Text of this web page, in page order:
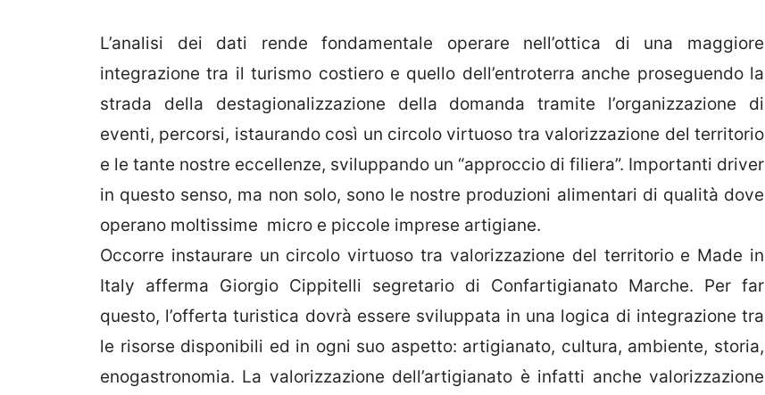
L’analisi dei dati rende fondamentale operare nell’ottica di una maggiore
integrazione tra il turismo costiero e quello dell’entroterra anche proseguendo la
strada della destagionalizzazione della domanda tramite l’organizzazione di
eventi, percorsi, istaurando così un circolo virtuoso tra valorizzazione del territorio
e le tante nostre eccellenze, sviluppando un “approccio di filiera”. Importanti driver
in questo senso, ma non solo, sono le nostre produzioni alimentari di qualità dove
operano moltissime micro e piccole imprese artigiane.
Occorre instaurare un circolo virtuoso tra valorizzazione del territorio e Made in
Italy afferma Giorgio Cippitelli segretario di Confartigianato Marche. Per far
questo, l’offerta turistica dovrà essere sviluppata in una logica di integrazione tra
le risorse disponibili ed in ogni suo aspetto: artigianato, cultura, ambiente, storia,
enogastronomia. La valorizzazione dell’artigianato è infatti anche valorizzazione